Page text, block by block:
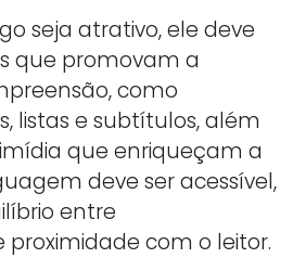
seja atrativo, ele deve
que promovam a
como
listas e subtítulos, além
que enriqueçam a
deve ser acessível,
entre
proximidade com o leitor.